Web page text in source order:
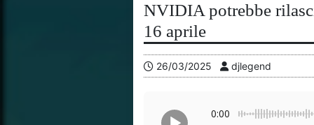
NVIDIA potrebbe
16 aprile
26/03/2025 djlegend
0:00